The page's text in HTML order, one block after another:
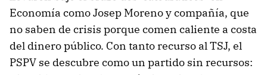
Economía como Josep Moreno y compañía, que
no saben de crisis porque comen caliente a costa
del dinero público. Con tanto recurso al TSJ, el
PSPV se descubre como un partido sin recursos: